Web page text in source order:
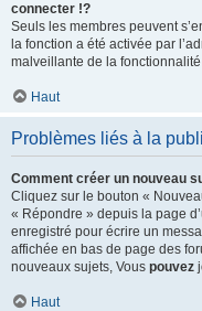
connecter !?
Seuls les membres peuvent
la fonction a été activée par
malveillante de la
Haut
Problèmes liés à la
Comment créer un nouveau
Cliquez sur le bouton «
« Répondre » depuis la page
enregistré pour écrire un
affichée en bas de page des
nouveaux sujets, Vous pouvez
Haut